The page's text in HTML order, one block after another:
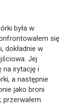
była w
się
dokładnie w
Jej
na irytację i
a następnie
jako broni
przerwałem